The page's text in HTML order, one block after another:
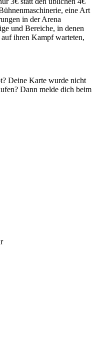
eine Art
in der Arena
und Bereiche, in denen
ihren Kampf warteten,
Deine Karte wurde nicht
Dann melde dich beim